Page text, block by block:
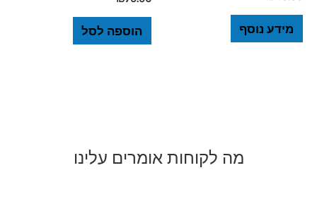
מידע נוסף הוספה לסל
מה לקוחות אומרים עלינו